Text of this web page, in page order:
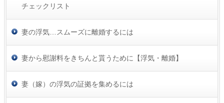
チェックリスト
妻の浮気…スムーズに離婚するには
妻から慰謝料をきちんと貰うために【浮気・離婚】
妻（嫁）の浮気の証拠を集めるには